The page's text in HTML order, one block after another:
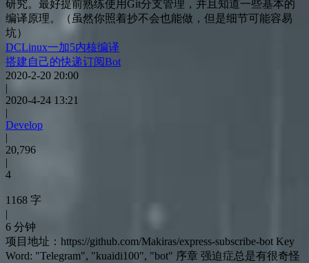
研究。最好提前熟练使用Git分支管理，并且知道一些基本的
编译原理。（虽然你照着抄不会也能做，但是细节可能容易
坑）
DCLinux一加5内核编译
搭建自己的快递订阅Bot
2020-2-20 20:00
|
2020-4-24 13:21
|
Develop
|
20,796
|
4
1168 字
|
6 分钟
项目地址：https://github.com/Makiras/express-subscribe-bot Key
Word: "Telegram", "kuaidi100", "bot" 序章 强迫症总是有很奇怪